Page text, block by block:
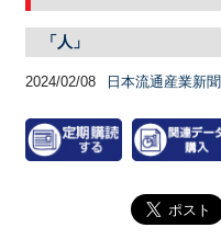
「人」
2024/02/08 日本流通産業新聞